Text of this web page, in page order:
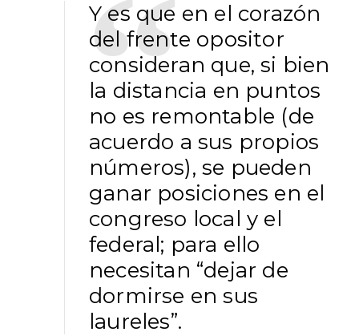
Y es que en el corazón
del frente opositor
consideran que, si bien
la distancia en puntos
no es remontable (de
acuerdo a sus propios
números), se pueden
ganar posiciones en el
congreso local y el
federal; para ello
necesitan “dejar de
dormirse en sus
laureles”.